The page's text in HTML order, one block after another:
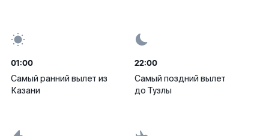
01:00
Самый ранний вылет из
Казани
22:00
Самый поздний вылет
до Тузлы